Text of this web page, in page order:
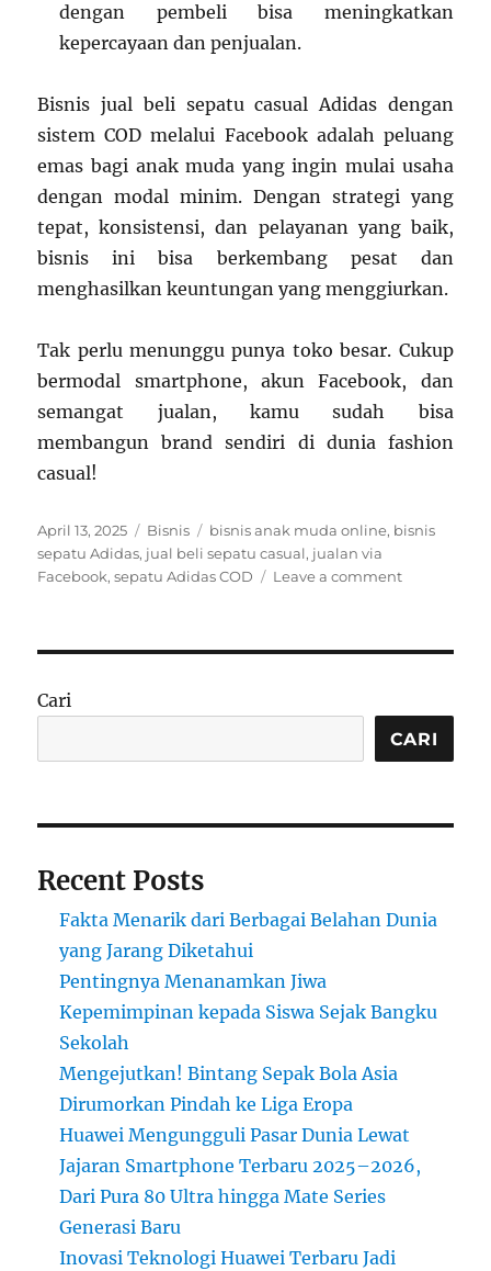
dengan pembeli bisa meningkatkan
kepercayaan dan penjualan.
Bisnis jual beli sepatu casual Adidas dengan
sistem COD melalui Facebook adalah peluang
emas bagi anak muda yang ingin mulai usaha
dengan modal minim. Dengan strategi yang
tepat, konsistensi, dan pelayanan yang baik,
bisnis ini bisa berkembang pesat dan
menghasilkan keuntungan yang menggiurkan.
Tak perlu menunggu punya toko besar. Cukup
bermodal smartphone, akun Facebook, dan
semangat jualan, kamu sudah bisa
membangun brand sendiri di dunia fashion
casual!
Posted
on
April 13, 2025 Categories
Bisnis Tags
bisnis anak muda online, bisnis
sepatu Adidas, jual beli sepatu casual, jualan via
Facebook,sepatu Adidas COD Leave a commenton
COD
via
Facebook
Muda
Cari
CARI
Recent Posts
Fakta Menarik dari Berbagai Belahan Dunia
yang Jarang Diketahui
Pentingnya Menanamkan Jiwa
Kepemimpinan kepada Siswa Sejak Bangku
Sekolah
Mengejutkan! Bintang Sepak Bola Asia
Dirumorkan Pindah ke Liga Eropa
Huawei Mengungguli Pasar Dunia Lewat
Jajaran Smartphone Terbaru 2025–2026,
Dari Pura 80 Ultra hingga Mate Series
Generasi Baru
Inovasi Teknologi Huawei Terbaru Jadi